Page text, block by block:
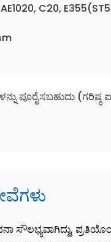
C20,
ಪೂರೈಸಬಹುದು (ಗರಿಷ್ಠ
ಸೌಲಭ್ಯವಾಗಿದ್ದು,